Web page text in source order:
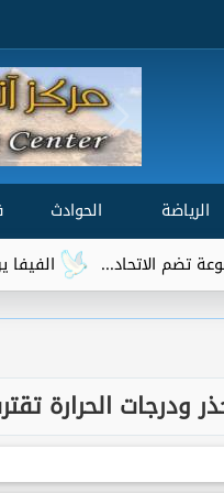
الرياضة الحوادث
الفيفا يرفع إيقاف
تقترب من 40 درجة